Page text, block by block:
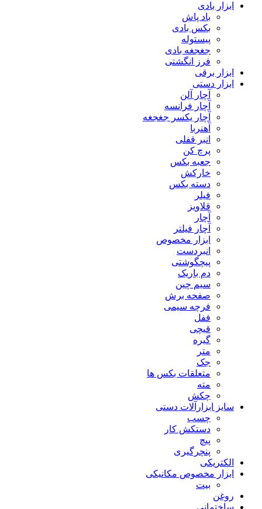
ابزار بادی
باد پاش
بکس بادی
پیستوله
جغجغه بادی
فرز انگشتی
ابزار برقی
ابزار دستی
آچار آلن
آچار فرانسه
آچار یکسر جغجغه
آهنربا
انبر قفلی
پرچ کن
جعبه بکس
خارکش
دسته بکس
فیلر
قلاویز
آچار
آچار فیلتر
ابزار مخصوص
انبردست
پیچگوشتی
دم باریک
سیم چین
صفحه برش
فرچه سیمی
ففل
قیچی
گیره
متر
جک
متعلقات بکس ها
مته
چکش
سایز ابزارآلات دستی
چسب
دستکش کار
پیچ
پنچرگیری
الکتریکی
ابزار مخصوص مکانیکی
بیت
روغن
ساختمانی